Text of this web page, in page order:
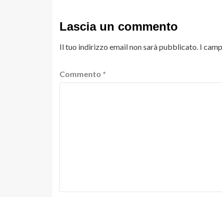
Lascia un commento
Il tuo indirizzo email non sarà pubblicato. I
Commento *